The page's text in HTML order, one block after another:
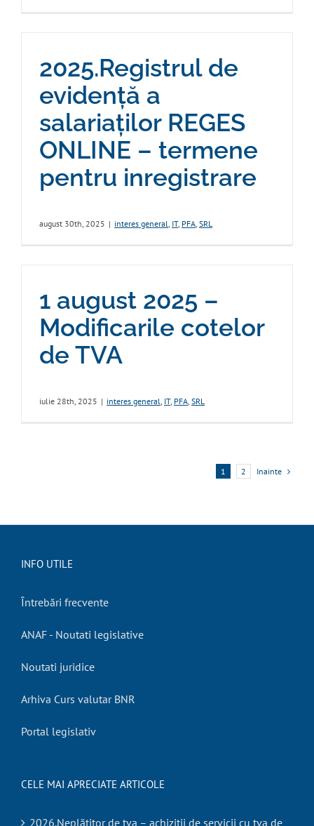
2025.Registrul de
evidență a
salariaților REGES
ONLINE – termene
pentru inregistrare
august 30th, 2025 | interes general, IT, PFA, SRL
1 august 2025 –
Modificarile cotelor
de TVA
iulie 28th, 2025 | interes general, IT, PFA, SRL
1 2 Inainte
INFO UTILE
Întrebări frecvente
ANAF - Noutati legislative
Noutati juridice
Arhiva Curs valutar BNR
Portal legislativ
CELE MAI APRECIATE ARTICOLE
2026.Neplătitor de tva – achiziții de servicii cu tva de